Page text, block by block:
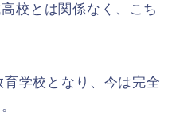
校とは関係なく、こち
学校となり、今は完全